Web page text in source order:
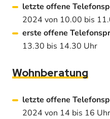
letzte offene
2024 von 10.00 bis
erste offene
13.30 bis 14.30 Uhr
Wohnberatung
letzte offene
2024 von 14 bis 16 Uhr